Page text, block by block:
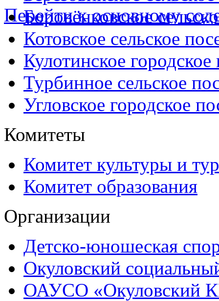
Перейти к основному
Боровёнковское
Котовское сельское
Кулотинское городское
Турбинное сельское
Угловское городское
Комитеты
Комитет культуры и
Комитет образования
Организации
Детско-юношеская
Окуловский
ОАУСО «Окуловский